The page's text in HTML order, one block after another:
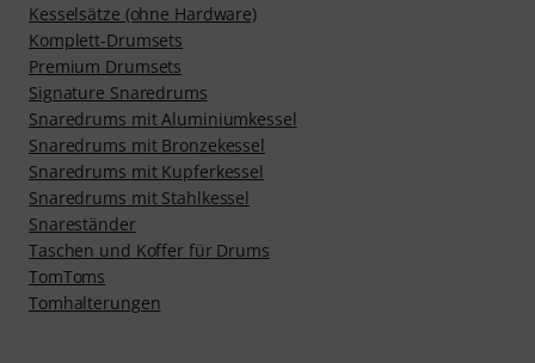
Kesselsätze (ohne Hardware)
Komplett-Drumsets
Premium Drumsets
Signature Snaredrums
Snaredrums mit Aluminiumkessel
Snaredrums mit Bronzekessel
Snaredrums mit Kupferkessel
Snaredrums mit Stahlkessel
Snareständer
Taschen und Koffer für Drums
TomToms
Tomhalterungen